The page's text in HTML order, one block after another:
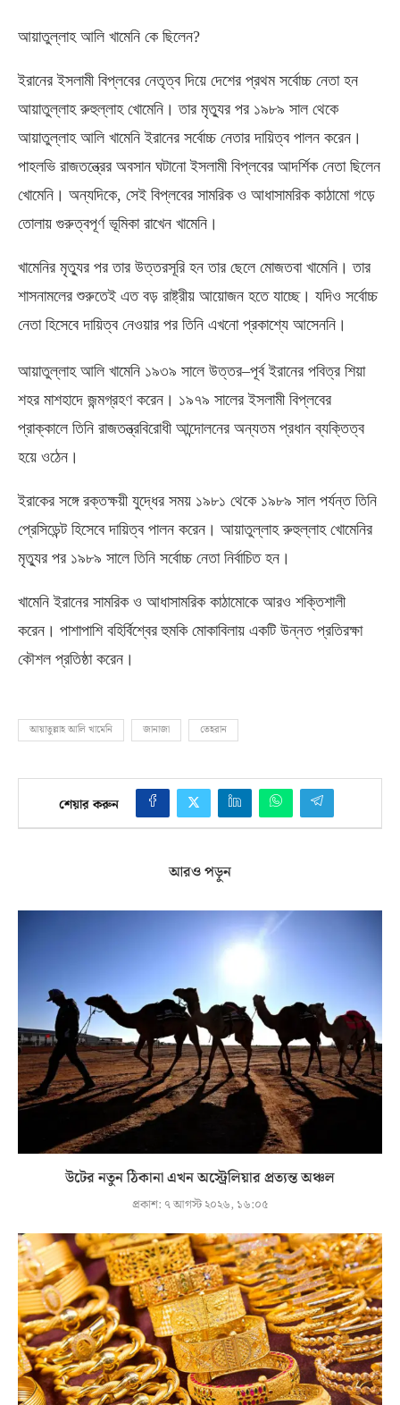
আয়াতুল্লাহ আলি খামেনি কে ছিলেন?
ইরানের ইসলামী বিপ্লবের নেতৃত্ব দিয়ে দেশের প্রথম সর্বোচ্চ নেতা হন
আয়াতুল্লাহ রুহুল্লাহ খোমেনি। তার মৃত্যুর পর ১৯৮৯ সাল থেকে
আয়াতুল্লাহ আলি খামেনি ইরানের সর্বোচ্চ নেতার দায়িত্ব পালন করেন।
পাহলভি রাজতন্ত্রের অবসান ঘটানো ইসলামী বিপ্লবের আদর্শিক নেতা ছিলেন
খোমেনি। অন্যদিকে, সেই বিপ্লবের সামরিক ও আধাসামরিক কাঠামো গড়ে
তোলায় গুরুত্বপূর্ণ ভূমিকা রাখেন খামেনি।
খামেনির মৃত্যুর পর তার উত্তরসূরি হন তার ছেলে মোজতবা খামেনি। তার
শাসনামলের শুরুতেই এত বড় রাষ্ট্রীয় আয়োজন হতে যাচ্ছে। যদিও সর্বোচ্চ
নেতা হিসেবে দায়িত্ব নেওয়ার পর তিনি এখনো প্রকাশ্যে আসেননি।
আয়াতুল্লাহ আলি খামেনি ১৯৩৯ সালে উত্তর–পূর্ব ইরানের পবিত্র শিয়া
শহর মাশহাদে জন্মগ্রহণ করেন। ১৯৭৯ সালের ইসলামী বিপ্লবের
প্রাক্কালে তিনি রাজতন্ত্রবিরোধী আন্দোলনের অন্যতম প্রধান ব্যক্তিত্ব
হয়ে ওঠেন।
ইরাকের সঙ্গে রক্তক্ষয়ী যুদ্ধের সময় ১৯৮১ থেকে ১৯৮৯ সাল পর্যন্ত তিনি
প্রেসিডেন্ট হিসেবে দায়িত্ব পালন করেন। আয়াতুল্লাহ রুহুল্লাহ খোমেনির
মৃত্যুর পর ১৯৮৯ সালে তিনি সর্বোচ্চ নেতা নির্বাচিত হন।
খামেনি ইরানের সামরিক ও আধাসামরিক কাঠামোকে আরও শক্তিশালী
করেন। পাশাপাশি বহির্বিশ্বের হুমকি মোকাবিলায় একটি উন্নত প্রতিরক্ষা
কৌশল প্রতিষ্ঠা করেন।
আয়াতুল্লাহ আলি খামেনি জানাজা তেহরান
শেয়ার করুন
আরও পড়ুন
উটের নতুন ঠিকানা এখন অস্ট্রেলিয়ার প্রত্যন্ত অঞ্চল
প্রকাশ: ৭ আগস্ট ২০২৬, ১৬:০৫